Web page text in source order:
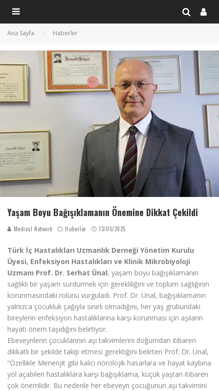
Ana Sayfa Haberler
Yaşam Boyu Bağışıklamanın Önemine Dikkat Çekildi
Medical Network Haberler 13/05/2025
Türk İç Hastalıkları Uzmanlık Derneği Yönetim Kurulu
Üyesi, Enfeksiyon Hastalıkları ve Klinik Mikrobiyoloji
Uzmanı Prof. Dr. Serhat Ünal, yaşam boyu bağışıklamanın
sağlıklı bir yaşam sürdürmek için gerekliliğini ve toplum sağlığının
korunmasındaki rolünü vurguladı. Prof. Dr. Ünal, bağışıklamanın
yalnızca çocukluk çağıyla sınırlı olmadığını, her yaş grubundaki
bireylerin enfeksiyon hastalıklarına karşı korunması için aşıların
hayati önem taşıdığını belirtiyor.
Ebeveynlerin çocuklarının aşı takvimlerini doğumdan itibaren
dikkatli bir şekilde takip etmesi gerektiğini belirten Prof. Dr. Ünal,
“Özellikle Menenjit gibi kalıcı nörolojik hasarlara ve hayat kaybına
yol açabilen hastalıklara karşı bağışıklama, küçük yaştan itibaren
çok önemlidir. Bu nedenle her ebeveyn çocuğunun aşı takvimini